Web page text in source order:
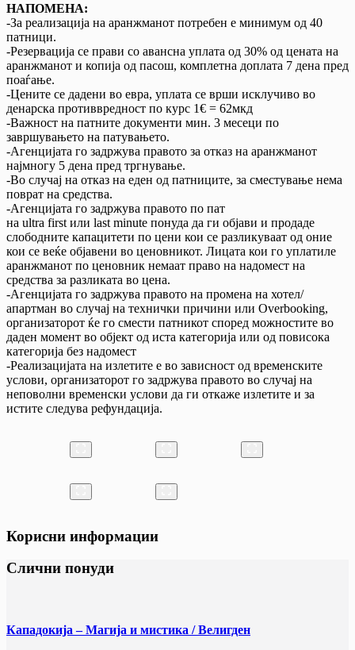
НАПОМЕНА:
-За реализација на аранжманот потребен е минимум од 40
патници.
-Резервација се прави со авансна уплата од 30% од цената на
аранжманот и копија од пасош, комплетна доплата 7 дена пред
поаѓање.
-Цените се дадени во евра, уплата се врши исклучиво во
денарска противвредност по курс 1€ = 62мкд
-Важност на патните документи мин. 3 месеци по
завршувањето на патувањетo.
-Агенцијата го задржува правото за отказ на аранжманот
најмногу 5 дена пред тргнување.
-Во случај на отказ на еден од патниците, за сместување нема
поврат на средства.
-Агенцијата го задржува правото по пат
на ultra first или last minute понуда да ги објави и продаде
слободните капацитети по цени кои се разликуваат од оние
кои се веќе објавени во ценовникот. Лицата кои го уплатиле
аранжманот по ценовник немаат право на надомест на
средства за разликата во цена.
-Агенцијата го задржува правото на промена на хотел/
апартман во случај на технички причини или Overbooking,
организаторот ќе го смести патникот според можностите во
даден момент во објект од иста категорија или од повисока
категорија без надомест
-Реализацијата на излетите е во зависност од временските
услови, организаторот го задржува правото во случај на
неповолни временски услови да ги откаже излетите и за
истите следува рефундација.
Корисни информации
Слични понуди
Кападокија – Магија и мистика / Велигден